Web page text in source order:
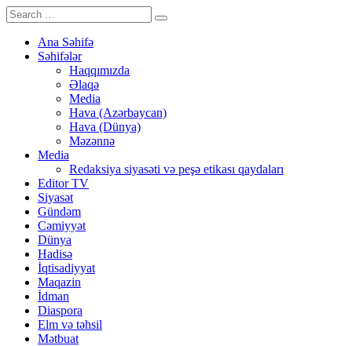
Ana Səhifə
Səhifələr
Haqqımızda
Əlaqə
Media
Hava (Azərbaycan)
Hava (Dünya)
Məzənnə
Media
Redaksiya siyasəti və peşə etikası qaydaları
Editor TV
Siyasət
Gündəm
Cəmiyyət
Dünya
Hadisə
İqtisadiyyat
Maqazin
İdman
Diaspora
Elm və təhsil
Mətbuat